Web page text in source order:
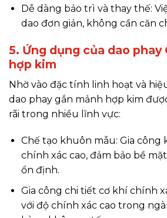
Dễ dàng bảo trì và thay thế:
dao đơn giản, không cần căn
5. Ứng dụng của dao phay
hợp kim
Nhờ vào đặc tính linh hoạt và
dao phay gắn mảnh hợp kim
rãi trong nhiều lĩnh vực:
Chế tạo khuôn mẫu: Gia công
chính xác cao, đảm bảo bề
ổn định.
Gia công chi tiết cơ khí chính
với độ chính xác cao trong